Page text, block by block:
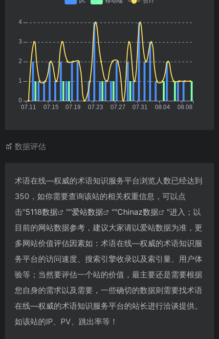
数据评估
术语在线—权威的术语知识服务平台浏览人数已经达到
350，如你需要查询该站的相关权重信息，可以点
击"5118数据 ""爱站数据 ""Chinaz数据
"进入；以
目前的网站数据参考，建议大家请以爱站数据为准，更
多网站价值评估因素如：术语在线—权威的术语知识服
务平台的访问速度、搜索引擎收录以及索引量、用户体
验等；当然要评估一个站的价值，最主要还是需要根据
您自身的需求以及需要，一些确切的数据则需要找术语
在线—权威的术语知识服务平台的站长进行洽谈提供。
如该站的IP、PV、跳出率等！